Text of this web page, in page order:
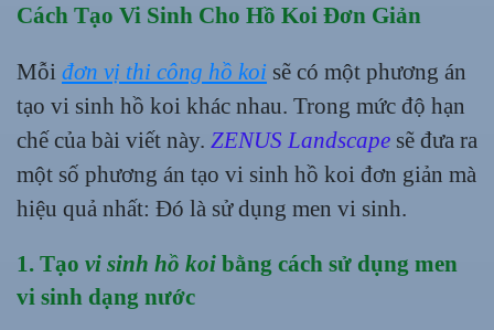
Cách Tạo Vi Sinh Cho Hồ Koi Đơn Giản
Mỗi đơn vị thi công hồ koi sẽ có một phương án
tạo vi sinh hồ koi khác nhau. Trong mức độ hạn
chế của bài viết này. ZENUS Landscape sẽ đưa ra
một số phương án tạo vi sinh hồ koi đơn giản mà
hiệu quả nhất: Đó là sử dụng men vi sinh.
1. Tạo vi sinh hồ koi bằng cách sử dụng men
vi sinh dạng nước